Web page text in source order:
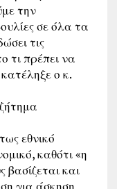
την
σε όλα τα
τις
τι πρέπει να
ο κ.
εθνικό
καθότι «η
και